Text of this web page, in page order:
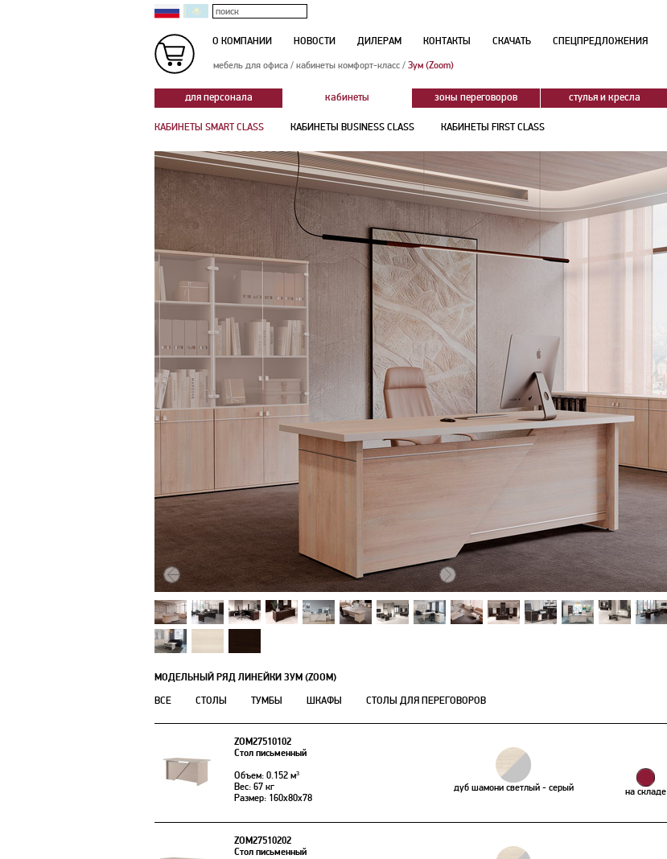
О КОМПАНИИ НОВОСТИ ДИЛЕРАМ КОНТАКТЫ СКАЧАТЬ СПЕЦПРЕДЛОЖЕНИЯ
мебель для офиса / кабинеты комфорт-класс / Зум (Zoom)
для персонала кабинеты зоны переговоров стулья и кресла
КАБИНЕТЫ SMART CLASS КАБИНЕТЫ BUSINESS CLASS КАБИНЕТЫ FIRST CLASS
МОДЕЛЬНЫЙ РЯД ЛИНЕЙКИ ЗУМ (ZOOM)
ВСЕ
СТОЛЫ ТУМБЫ ШКАФЫ СТОЛЫ ДЛЯ ПЕРЕГОВОРОВ
ZOM27510102
Стол письменный
Объем: 0.152 м³
Вес: 67 кг
Размер: 160x80x78
дуб шамони светлый - серый на складе
ZOM27510202
Стол письменный